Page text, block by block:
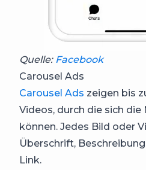
Quelle: Facebook
Carousel Ads
Carousel Ads zeigen bis
Videos, durch die sich die
können. Jedes Bild oder
Überschrift,
Link.